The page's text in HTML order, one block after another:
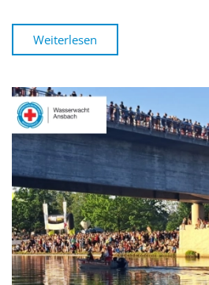
Weiterlesen